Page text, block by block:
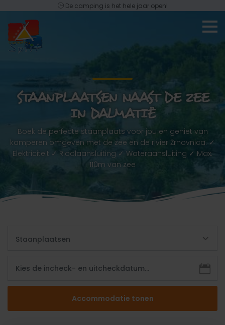
De camping is het hele jaar open!
STAANPLAATSEN NAAST DE ZEE
IN DALMATIË
Boek de perfecte staanplaats voor jou en geniet van
kamperen omgeven met de zee en de rivier Žrnovnica. ✓
Elektriciteit ✓ Rioolaansluiting ✓ Wateraansluiting ✓ Max.
110m van zee
Staanplaatsen